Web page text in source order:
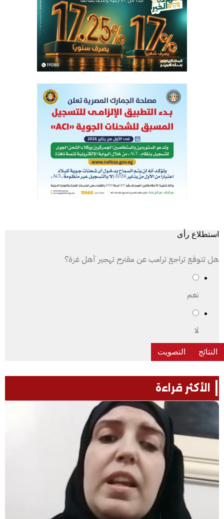
استطلاع رأى
هل تتوقع تراجع ترامب عن مقترح تهجير أهل غزة؟
نعم
لا
الأكثر قراءة